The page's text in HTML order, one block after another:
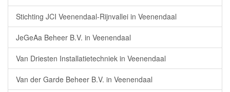
Stichting JCI Veenendaal-Rijnvallei in Veenendaal
JeGeAa Beheer B.V. in Veenendaal
Van Driesten Installatietechniek in Veenendaal
Van der Garde Beheer B.V. in Veenendaal